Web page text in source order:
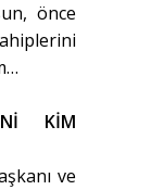
önce
KİM
ve